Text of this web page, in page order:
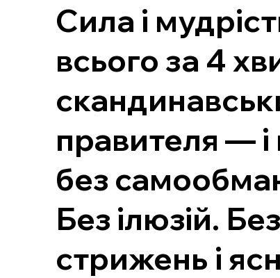
Сила і
всього за 4
правителя — і
без
Без ілюзій.
стрижень і